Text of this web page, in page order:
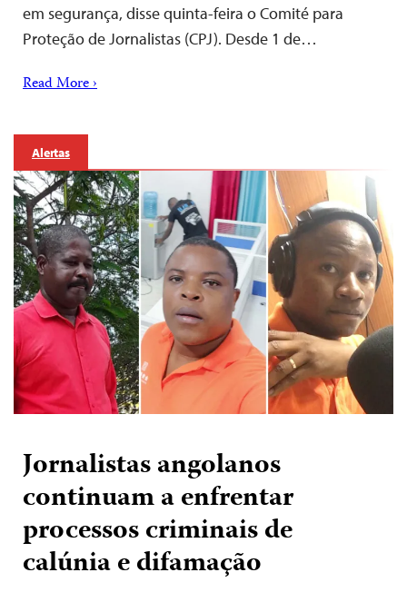
em segurança, disse quinta-feira o Comité para
Proteção de Jornalistas (CPJ). Desde 1 de…
Read More ›
Alertas
Jornalistas angolanos
continuam a enfrentar
processos criminais de
calúnia e difamação